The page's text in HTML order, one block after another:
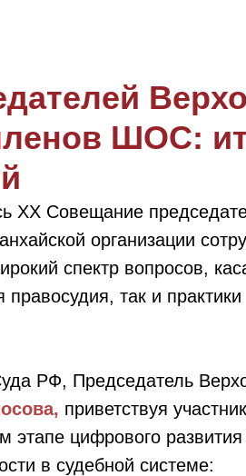
ШОС:
XX Совещание
организации
спектр вопросов,
правосудия, так и практики
РФ, Председатель
приветствуя
цифрового развития
в судебной системе: